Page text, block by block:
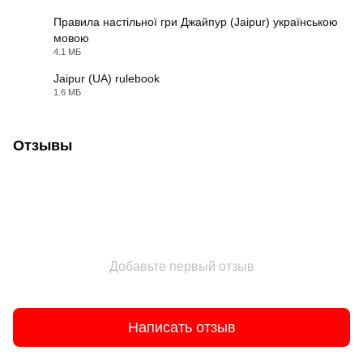
Правила настільної гри Джайпур (Jaipur) українською
мовою
4.1 МБ
Jaipur (UA) rulebook
1.6 МБ
Отзывы
Добавьте первый отзыв
Написать отзыв